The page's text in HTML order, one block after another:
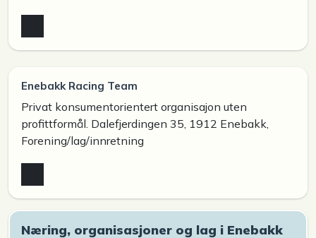
Enebakk Racing Team
Privat konsumentorientert organisajon uten
profittformål. Dalefjerdingen 35, 1912 Enebakk,
Forening/lag/innretning
Næring, organisasjoner og lag i Enebakk